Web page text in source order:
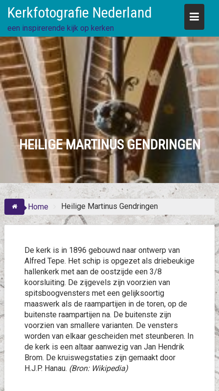
content
Kerkfotografie Nederland
een inspirerende kijk op kerken
HEILIGE MARTINUS GENDRINGEN
Home Heilige Martinus Gendringen
De kerk is in 1896 gebouwd naar ontwerp van
Alfred Tepe. Het schip is opgezet als driebeukige
hallenkerk met aan de oostzijde een 3/8
koorsluiting. De zijgevels zijn voorzien van
spitsboogvensters met een gelijksoortig
maaswerk als de raampartijen in de toren, op de
buitenste raampartijen na. De buitenste zijn
voorzien van smallere varianten. De vensters
worden van elkaar gescheiden met steunberen. In
de kerk is een altaar aanwezig van Jan Hendrik
Brom. De kruiswegstaties zijn gemaakt door
H.J.P. Hanau. (Bron: Wikipedia)